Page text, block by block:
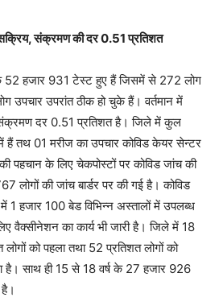
संक्रमण की दर 0.51 प्रतिशत
52 हजार 931 टेस्ट हुए हैं जिसमें से 272 लोग
उपचार उपरांत ठीक हो चुके हैं। वर्तमान में
दर 0.51 प्रतिशत है। जिले में कुल
तथ 01 मरीज का उपचार कोविड केयर सेन्टर
पहचान के लिए चेकपोस्टों पर कोविड जांच की
लोगों की जांच बार्डर पर की गई है। कोविड
1 हजार 100 बेड विभिन्न अस्तालों में उपलब्ध
वैक्सीनेशन का कार्य भी जारी है। जिले में 18
को पहला तथा 52 प्रतिशत लोगों को
है। साथ ही 15 से 18 वर्ष के 27 हजार 926